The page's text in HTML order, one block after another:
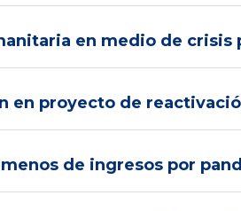
en medio de
en proyecto de
de ingresos por